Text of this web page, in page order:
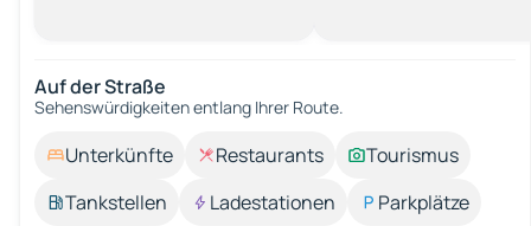
Auf der Straße
Sehenswürdigkeiten entlang Ihrer Route.
Unterkünfte Restaurants
Tourismus
Tankstellen
Ladestationen
Parkplätze